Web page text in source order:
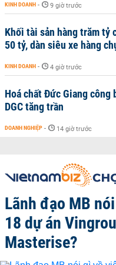
KINH DOANH - 9 giờ trước
Khối tài sản hàng trăm tỷ
50 tỷ, dàn siêu xe hàng
KINH DOANH - 4 giờ trước
Hoá chất Đức Giang công
DGC tăng trần
DOANH NGHIỆP - 14 giờ trước
Lãnh đạo MB
18 dự án
Masterise?